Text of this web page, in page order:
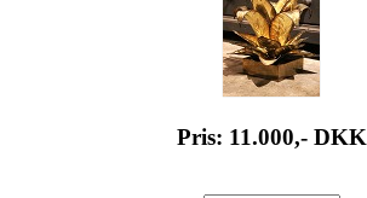
Pris: 11.000,- DKK